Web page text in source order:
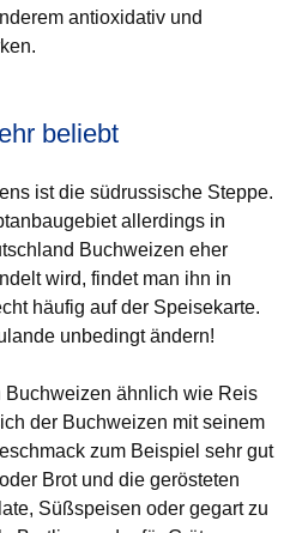
antioxidativ und
beliebt
ist die südrussische Steppe.
allerdings in
Buchweizen eher
wird, findet man ihn in
häufig auf der Speisekarte.
unbedingt ändern!
Buchweizen ähnlich wie Reis
der Buchweizen mit seinem
zum Beispiel sehr gut
Brot und die gerösteten
Süßspeisen oder gegart zu